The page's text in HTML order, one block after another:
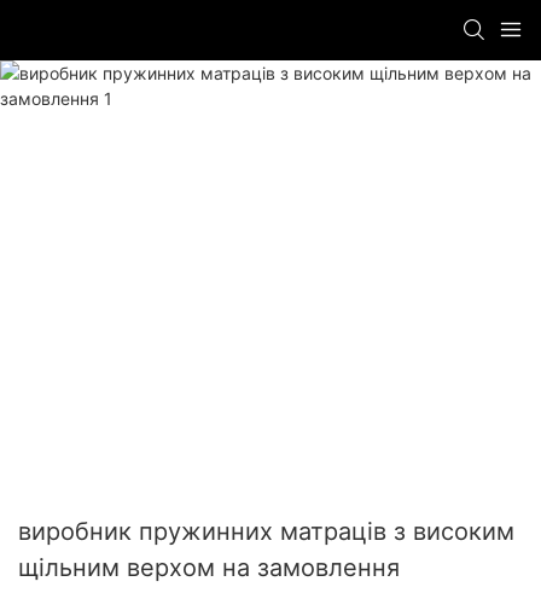
виробник пружинних матраців з високим
щільним верхом на замовлення